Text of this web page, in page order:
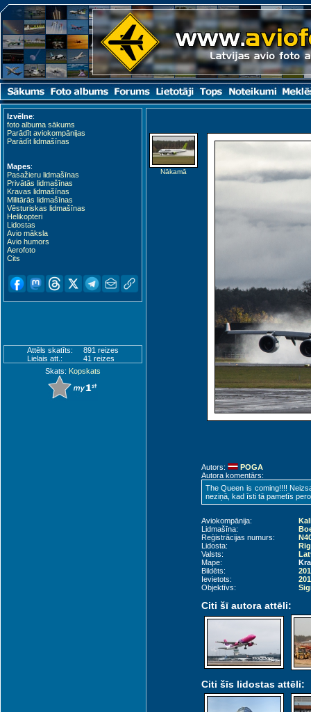
Izvēlne:
foto albuma sākums
Parādīt aviokompānijas
Parādīt lidmašīnas
Mapes:
Pasažieru lidmašīnas
Privātās lidmašīnas
Kravas lidmašīnas
Militārās lidmašīnas
Vēsturiskas lidmašīnas
Helikopteri
Lidostas
Avio māksla
Avio humors
Aerofoto
Cits
Attēls skatīts:
891 reizes
Lielais att.:
41 reizes
Skats: Kopskats
Nākamā
Autors:
POGA
Autora komentārs:
The Queen is coming!!!!
neziņā, kad īsti tā pametīs
Aviokompānija:
Lidmašīna:
Reģistrācijas numurs:
Lidosta:
Valsts:
Mape:
Bildēts:
Ievietots:
Objektīvs:
Citi šī autora attēli:
Citi šīs lidostas attēli: